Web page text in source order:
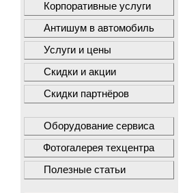
Корпоративные услуги
Антишум в автомобиль
Услуги и цены
Скидки и акции
Скидки партнёров
Оборудование сервиса
Фотогалерея техцентра
Полезные статьи